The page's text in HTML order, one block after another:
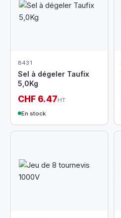
8431
Sel à dégeler Taufix
5,0Kg
CHF 6.47HT
En stock